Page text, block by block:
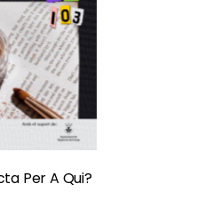
Per A Qui?